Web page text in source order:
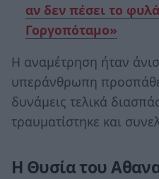
αν δεν πέσει το
Γοργοπόταμο»
Η αναμέτρηση ήταν
υπεράνθρωπη
δυνάμεις τελικά
τραυματίστηκε και
Η Θυσία του